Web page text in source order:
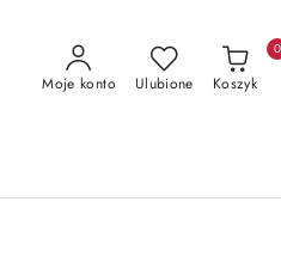
Moje konto Ulubione Koszyk
0